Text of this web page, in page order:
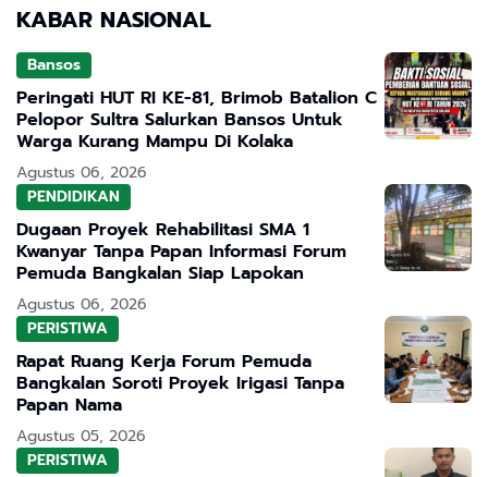
KABAR NASIONAL
Bansos
Peringati HUT RI KE-81, Brimob Batalion C
Pelopor Sultra Salurkan Bansos Untuk
Warga Kurang Mampu Di Kolaka
Agustus 06, 2026
PENDIDIKAN
Dugaan Proyek Rehabilitasi SMA 1
Kwanyar Tanpa Papan Informasi Forum
Pemuda Bangkalan Siap Lapokan
Agustus 06, 2026
PERISTIWA
Rapat Ruang Kerja Forum Pemuda
Bangkalan Soroti Proyek Irigasi Tanpa
Papan Nama
Agustus 05, 2026
PERISTIWA